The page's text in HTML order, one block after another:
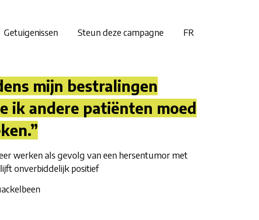
Getuigenissen Steun deze campagne FR
mijn bestralingen
ik andere patiënten moed
werken als gevolg van een hersentumor met
onverbiddelijk positief